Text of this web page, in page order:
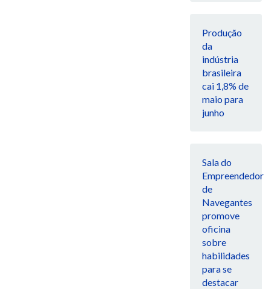
Produção
da
indústria
brasileira
cai 1,8% de
maio para
junho
Sala do
Empreendedor
de
Navegantes
promove
oficina
sobre
habilidades
para se
destacar